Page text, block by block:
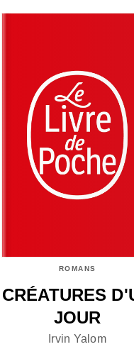
ROMANS
CRÉATURES
JOUR
Irvin Yalom